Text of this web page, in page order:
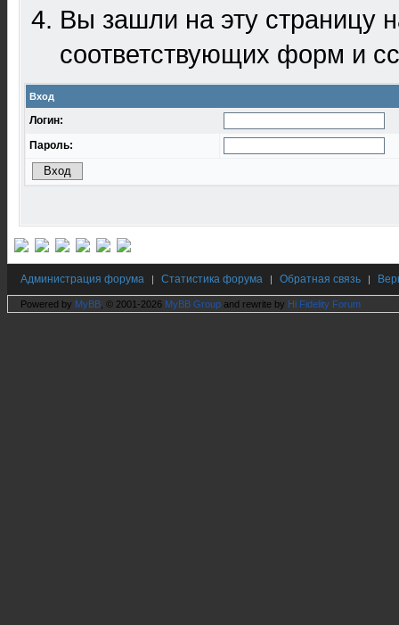
Вы зашли на эту
соответствующих форм и
Вход
Логин:
Пароль:
Администрация форума | Статистика форума | Обратная связь |
Powered by MyBB , © 2001-2026 MyBB Group and rewrite by Hi Fidelity Forum